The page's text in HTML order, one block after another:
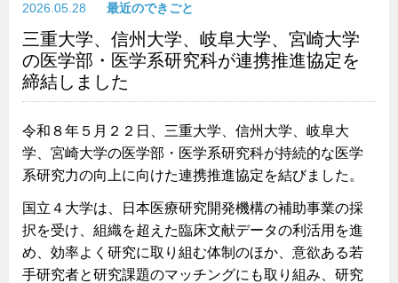
2026.05.28 最近のできごと
三重大学、信州大学、岐阜大学、宮崎大学
の医学部・医学系研究科が連携推進協定を
締結しました
令和８年５月２２日、三重大学、信州大学、岐阜大
学、宮崎大学の医学部・医学系研究科が持続的な医学
系研究力の向上に向けた連携推進協定を結びました。
国立４大学は、日本医療研究開発機構の補助事業の採
択を受け、組織を超えた臨床文献データの利活用を進
め、効率よく研究に取り組む体制のほか、意欲ある若
手研究者と研究課題のマッチングにも取り組み、研究